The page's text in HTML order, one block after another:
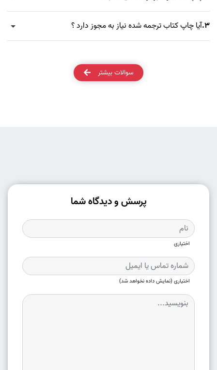
3.آیا چاپ کتاب ترجمه شده نیاز به مجوز دارد ؟
سوالات بیشتر
پرسش و دیدگاه شما
اختیاری
اختیاری (نمایش داده نخواهد شد)